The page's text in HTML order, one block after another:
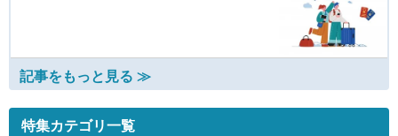
記事をもっと見る ≫
特集カテゴリ一覧